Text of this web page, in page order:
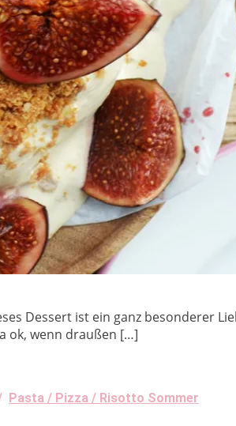
Dessert ist ein ganz besonderer
ok, wenn draußen […]
Pasta / Pizza / Risotto Sommer